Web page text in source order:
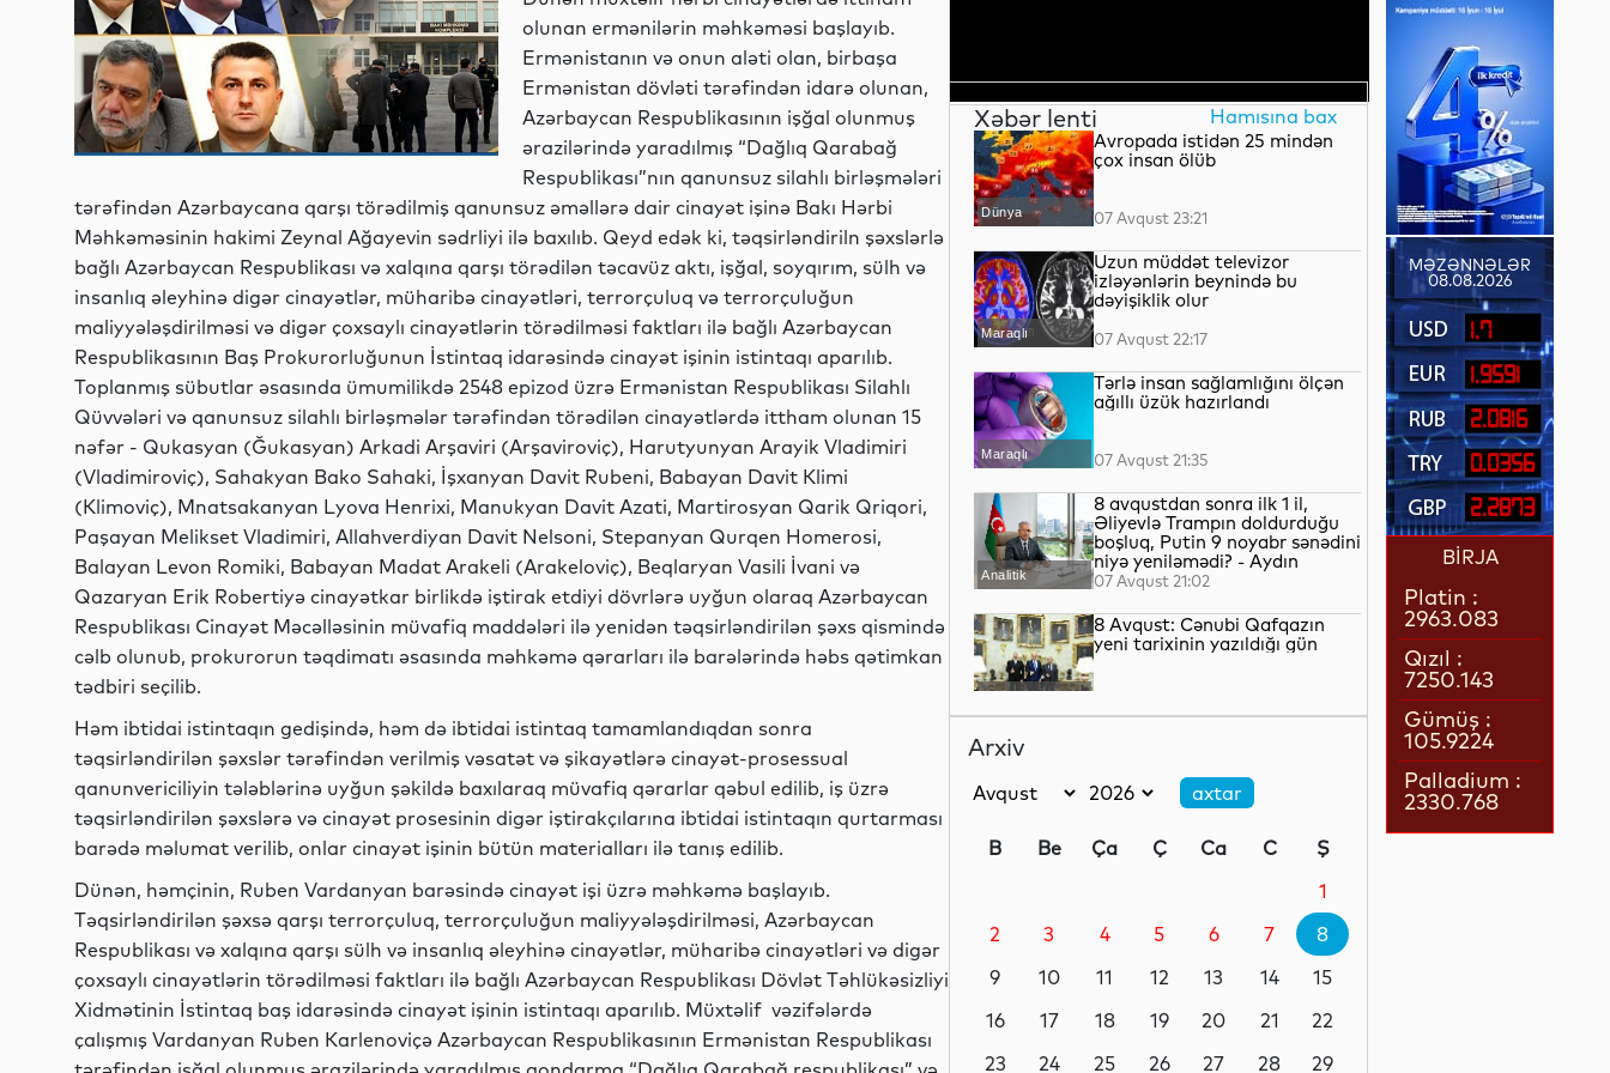
olunan ermənilərin məhkəməsi başlayıb.
Ermənistanın və onun aləti olan, birbaşa
Ermənistan dövləti tərəfindən idarə olunan,
Azərbaycan Respublikasının işğal olunmuş
ərazilərində yaradılmış “Dağlıq Qarabağ
Respublikası”nın qanunsuz silahlı birləşmələri
tərəfindən Azərbaycana qarşı törədilmiş qanunsuz əməllərə dair cinayət işinə Bakı Hərbi
Məhkəməsinin hakimi Zeynal Ağayevin sədrliyi ilə baxılıb. Qeyd edək ki, təqsirləndiriln şəxslərlə
bağlı Azərbaycan Respublikası və xalqına qarşı törədilən təcavüz aktı, işğal, soyqırım, sülh və
insanlıq əleyhinə digər cinayətlər, müharibə cinayətləri, terrorçuluq və terrorçuluğun
maliyyələşdirilməsi və digər çoxsaylı cinayətlərin törədilməsi faktları ilə bağlı Azərbaycan
Respublikasının Baş Prokurorluğunun İstintaq idarəsində cinayət işinin istintaqı aparılıb.
Toplanmış sübutlar əsasında ümumilikdə 2548 epizod üzrə Ermənistan Respublikası Silahlı
Qüvvələri və qanunsuz silahlı birləşmələr tərəfindən törədilən cinayətlərdə ittham olunan 15
nəfər - Qukasyan (Ğukasyan) Arkadi Arşaviri (Arşaviroviç), Harutyunyan Arayik Vladimiri
(Vladimiroviç), Sahakyan Bako Sahaki, İşxanyan Davit Rubeni, Babayan Davit Klimi
(Klimoviç), Mnatsakanyan Lyova Henrixi, Manukyan Davit Azati, Martirosyan Qarik Qriqori,
Paşayan Melikset Vladimiri, Allahverdiyan Davit Nelsoni, Stepanyan Qurqen Homerosi,
Balayan Levon Romiki, Babayan Madat Arakeli (Arakeloviç), Beqlaryan Vasili İvani və
Qazaryan Erik Robertiyə cinayətkar birlikdə iştirak etdiyi dövrlərə uyğun olaraq Azərbaycan
Respublikası Cinayət Məcəlləsinin müvafiq maddələri ilə yenidən təqsirləndirilən şəxs qismində
cəlb olunub, prokurorun təqdimatı əsasında məhkəmə qərarları ilə barələrində həbs qətimkan
tədbiri seçilib.
Həm ibtidai istintaqın gedişində, həm də ibtidai istintaq tamamlandıqdan sonra
təqsirləndirilən şəxslər tərəfindən verilmiş vəsatət və şikayətlərə cinayət-prosessual
qanunvericiliyin tələblərinə uyğun şəkildə baxılaraq müvafiq qərarlar qəbul edilib, iş üzrə
təqsirləndirilən şəxslərə və cinayət prosesinin digər iştirakçılarına ibtidai istintaqın qurtarması
barədə məlumat verilib, onlar cinayət işinin bütün materialları ilə tanış edilib.
Dünən, həmçinin, Ruben Vardanyan barəsində cinayət işi üzrə məhkəmə başlayıb.
Təqsirləndirilən şəxsə qarşı terrorçuluq, terrorçuluğun maliyyələşdirilməsi, Azərbaycan
Respublikası və xalqına qarşı sülh və insanlıq əleyhinə cinayətlər, müharibə cinayətləri və digər
çoxsaylı cinayətlərin törədilməsi faktları ilə bağlı Azərbaycan Respublikası Dövlət Təhlükəsizliyi
Xidmətinin İstintaq baş idarəsində cinayət işinin istintaqı aparılıb. Müxtəlif vəzifələrdə
çalışmış Vardanyan Ruben Karlenoviçə Azərbaycan Respublikasının Ermənistan Respublikası
Xəbər lenti Hamısına bax
Dünya
Avropada istidən 25 mindən
çox insan ölüb
07 Avqust 23:21
Maraqlı
Uzun müddət televizor
izləyənlərin beynində bu
dəyişiklik olur
07 Avqust 22:17
Maraqlı
Tərlə insan sağlamlığını ölçən
ağıllı üzük hazırlandı
07 Avqust 21:35
Analitik
8 avqustdan sonra ilk 1 il,
Əliyevlə Trampın doldurduğu
boşluq, Putin 9 noyabr sənədini
niyə yeniləmədi? - Aydın
QULİYEV yazır...
07 Avqust 21:02
Siyasət
8 Avqust: Cənubi Qafqazın
yeni tarixinin yazıldığı gün
konturları
Siyasət
Paşinyan niyə üzr istəmişdi?
07 Avqust 20:41
Dünya
ÜST legioner xəstəliyinin
07 Avqust 20:17
Arxiv
B Be Ça Ç Ca C
Ş
1
2
3 4 5 6 7
8
9
10 11 12 13 14
15
16
17 18 19 20 21
22
23
24 25 26 27 28
29
MƏZƏNNƏLƏR
08.08.2026
1.7
1.9591
2.0816
0.0356
2.2873
BİRJA
Platin :
2963.083
Qızıl :
7250.143
Gümüş :
105.9224
Palladium :
2330.768